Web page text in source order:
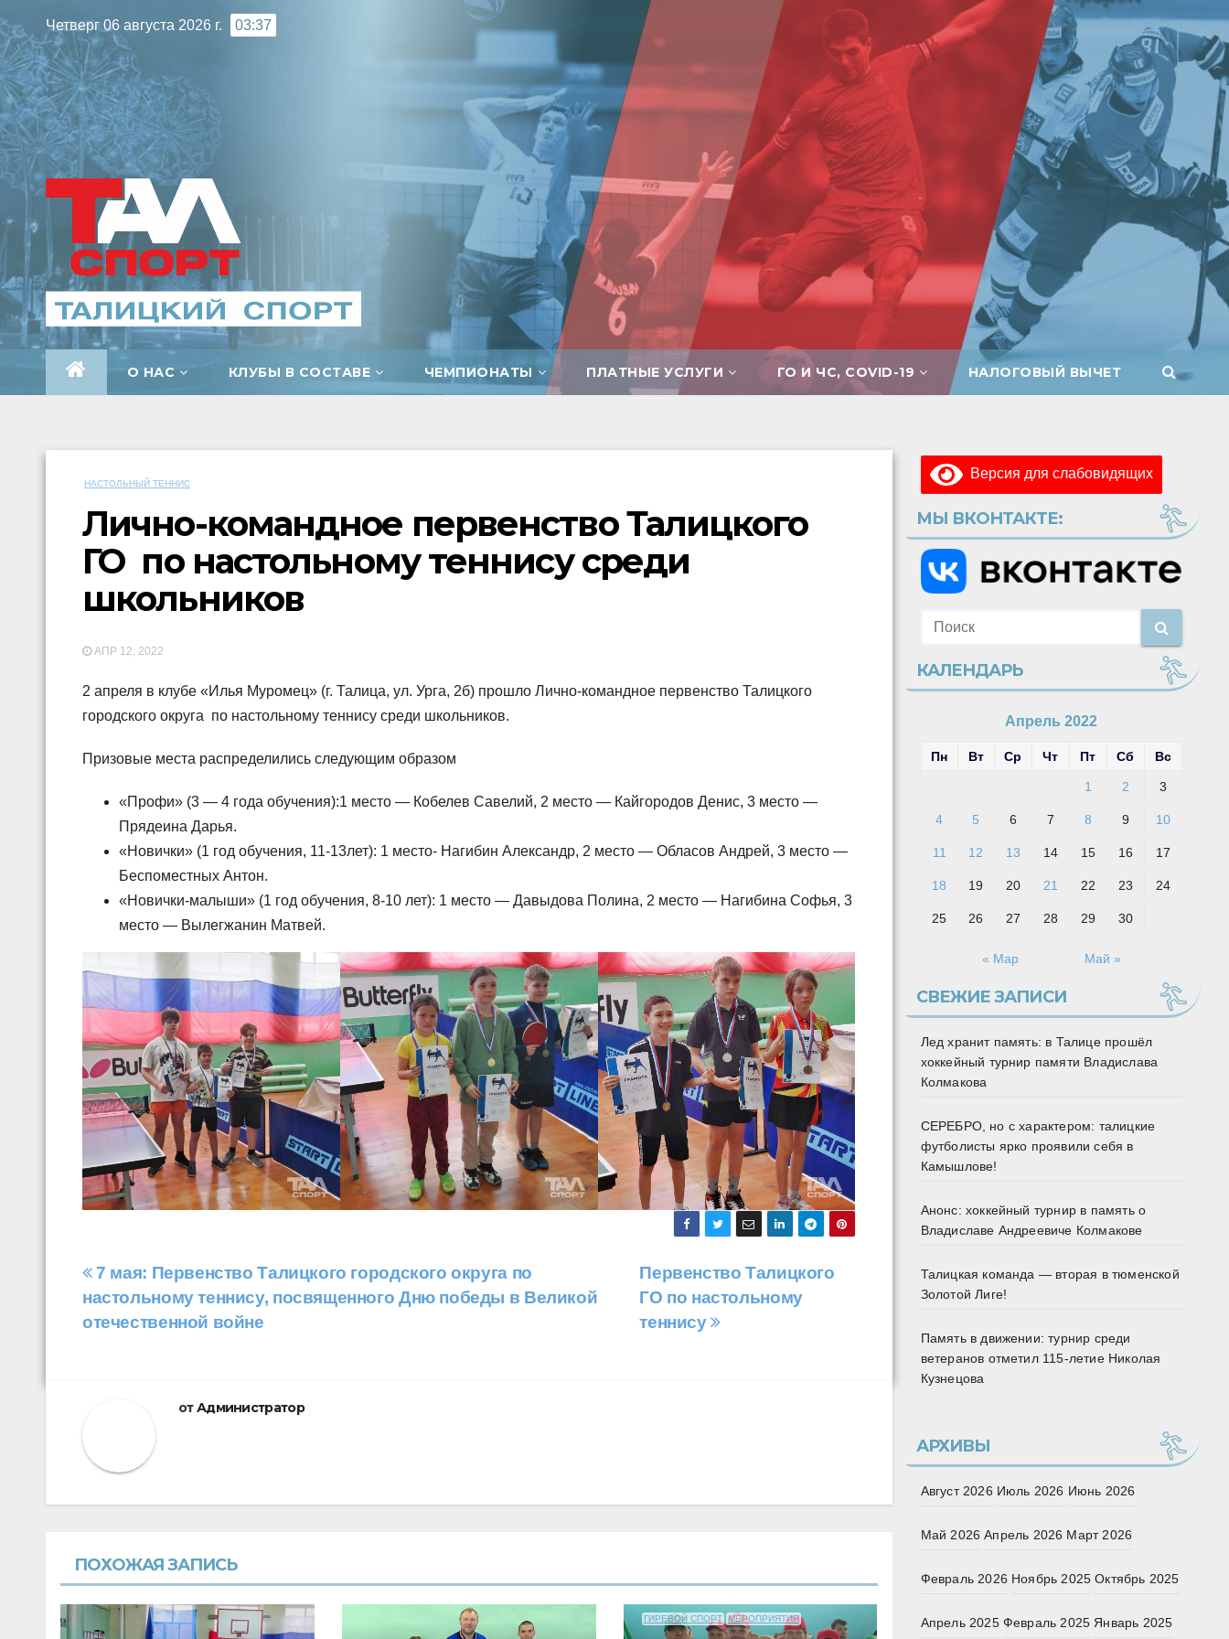
к
содержимому
Четверг 06 августа 2026 г. 03:37
О НАС КЛУБЫ В СОСТАВЕ ЧЕМПИОНАТЫ ПЛАТНЫЕ УСЛУГИ ГО И ЧС, COVID-19 НАЛОГОВЫЙ ВЫЧЕТ
НАСТОЛЬНЫЙ ТЕННИС
Лично-командное первенство Талицкого
ГО по настольному теннису среди
школьников
АПР 12, 2022
2 апреля в клубе «Илья Муромец» (г. Талица, ул. Урга, 2б) прошло Лично-командное первенство Талицкого
городского округа по настольному теннису среди школьников.
Призовые места распределились следующим образом
«Профи» (3 — 4 года обучения):1 место — Кобелев Савелий, 2 место — Кайгородов Денис, 3 место —
Прядеина Дарья.
«Новички» (1 год обучения, 11-13лет): 1 место- Нагибин Александр, 2 место — Обласов Андрей, 3 место —
Беспоместных Антон.
«Новички-малыши» (1 год обучения, 8-10 лет): 1 место — Давыдова Полина, 2 место — Нагибина Софья, 3
место — Вылегжанин Матвей.
Навигация
по
Первенство Талицкого
ГО по настольному
теннису
7 мая: Первенство Талицкого городского округа по
настольному теннису, посвященного Дню победы в Великой
отечественной войне
отАдминистратор
ПОХОЖАЯ ЗАПИСЬ
ГИРЕВОЙ СПОРТ МЕРОПРИЯТИЯ
Версия для слабовидящих
МЫ ВКОНТАКТЕ:
КАЛЕНДАРЬ
Апрель 2022
Пн Вт Ср Чт Пт Сб Вс
1 2 3
4 5 6 7 8 9 10
11 12 13 14 15 16 17
18 19 20 21 22 23 24
25 26 27 28 29 30
« Мар Май »
СВЕЖИЕ ЗАПИСИ
Лед хранит память: в Талице прошёл
хоккейный турнир памяти Владислава
Колмакова
СЕРЕБРО, но с характером: талицкие
футболисты ярко проявили себя в
Камышлове!
Анонс: хоккейный турнир в память о
Владиславе Андреевиче Колмакове
Талицкая команда — вторая в тюменской
Золотой Лиге!
Память в движении: турнир среди
ветеранов отметил 115‑летие Николая
Кузнецова
АРХИВЫ
Август 2026 Июль 2026 Июнь 2026
Май 2026 Апрель 2026 Март 2026
Февраль 2026 Ноябрь 2025 Октябрь 2025
Апрель 2025 Февраль 2025 Январь 2025